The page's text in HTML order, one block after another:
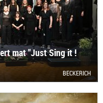
mat "Just Sing it !
BECKERICH